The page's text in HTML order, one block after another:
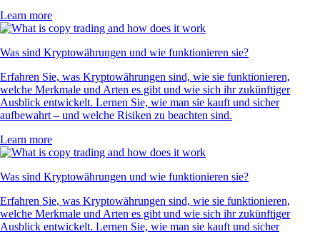
Learn more
Was sind Kryptowährungen und wie funktionieren sie?
Erfahren Sie, was Kryptowährungen sind, wie sie funktionieren,
welche Merkmale und Arten es gibt und wie sich ihr zukünftiger
Ausblick entwickelt. Lernen Sie, wie man sie kauft und sicher
aufbewahrt – und welche Risiken zu beachten sind.
Learn more
Was sind Kryptowährungen und wie funktionieren sie?
Erfahren Sie, was Kryptowährungen sind, wie sie funktionieren,
welche Merkmale und Arten es gibt und wie sich ihr zukünftiger
Ausblick entwickelt. Lernen Sie, wie man sie kauft und sicher